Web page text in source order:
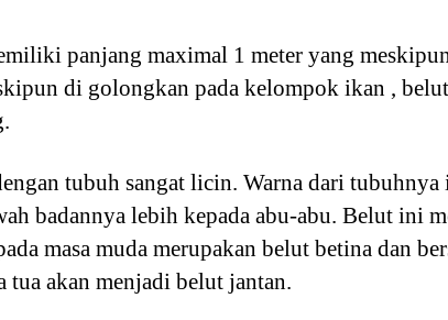
panjang maximal 1 meter yang
di golongkan pada kelompok ikan ,
tubuh sangat licin. Warna dari tubuhnya
badannya lebih kepada abu-abu. Belut ini
masa muda merupakan belut betina dan
tua akan menjadi belut jantan.